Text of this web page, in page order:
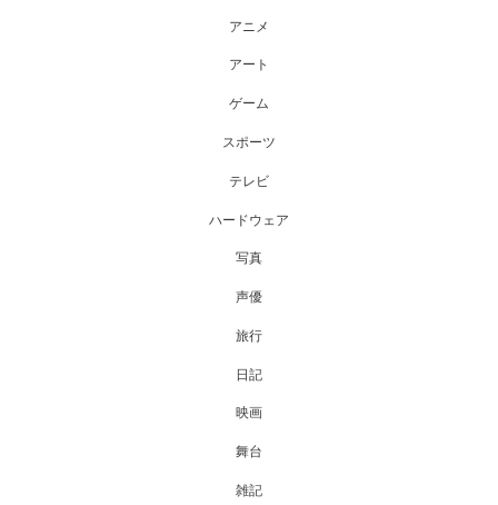
アニメ
アート
ゲーム
スポーツ
テレビ
ハードウェア
写真
声優
旅行
日記
映画
舞台
雑記